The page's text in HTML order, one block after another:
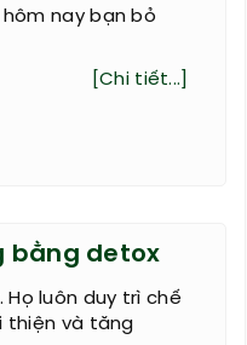
nay bạn bỏ
[Chi tiết...]
bằng detox
luôn duy trì chế
thiện và tăng